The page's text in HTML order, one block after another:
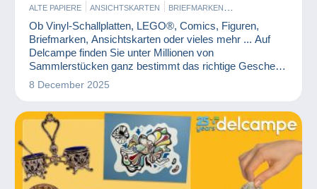
ALTE PAPIERE ANSICHTSKARTEN
BRIEFMARKEN
BÜCHER UND ZEITSCHRIFTEN
COMICS
ESSEN UND TRINKEN
KUNST UND ANTIQUITÄNTEN
MÜNZEN UND BANKNOTEN
PHOTOGRAPHICA
SCHMUCK SPIELZEUG
Ob Vinyl-Schallplatten, LEGO®, Comics, Figuren,
Briefmarken, Ansichtskarten oder vieles mehr ... Auf
Delcampe finden Sie unter Millionen von
Sammlerstücken ganz bestimmt das richtige Geschenk
für Ihre Lieben.
8 December 2025